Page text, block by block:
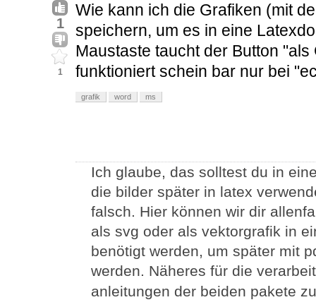
1
1
Wie kann ich die Grafiken (mit
speichern, um es in eine
Maustaste taucht der Button
funktioniert schein bar nur bei
grafik word ms
Ich glaube, das solltest du in
die bilder später in latex
falsch. Hier können wir dir
als svg oder als vektorgrafik in
benötigt werden, um später mit
werden. Näheres für die
anleitungen der beiden pakete